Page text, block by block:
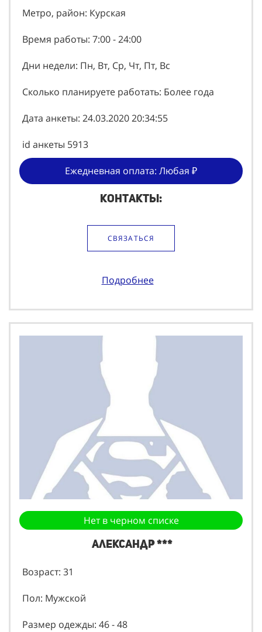
Метро, район: Курская
Время работы: 7:00 - 24:00
Дни недели: Пн, Вт, Ср, Чт, Пт, Вс
Сколько планируете работать: Более года
Дата анкеты: 24.03.2020 20:34:55
id анкеты 5913
Ежедневная оплата: Любая ₽
Контакты:
СВЯЗАТЬСЯ
Подробнее
Нет в черном списке
Александр ***
Возраст: 31
Пол: Мужской
Размер одежды: 46 - 48